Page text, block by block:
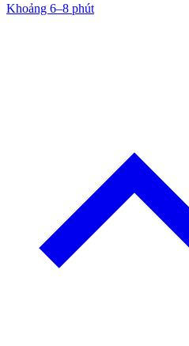
Khoảng 6–8 phút